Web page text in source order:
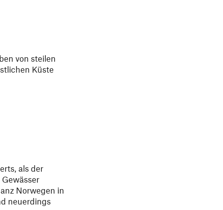
von steilen
Küste
als der
Norwegen in
neuerdings